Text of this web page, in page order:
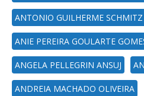
ANTONIO GUILHERME
ANIE PEREIRA GOULARTE
ANGELA PELLEGRIN ANSUJ
ANDREIA MACHADO OLIVEIRA